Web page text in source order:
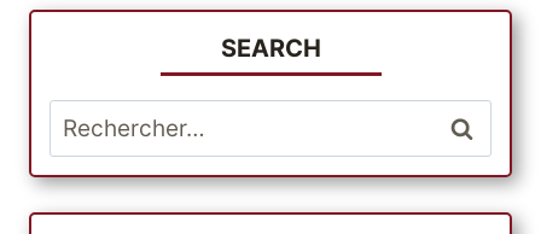
D’ESPACE
AVEC
4
MÉMOIRES
COMPLÈTES
SEARCH
Rechercher :